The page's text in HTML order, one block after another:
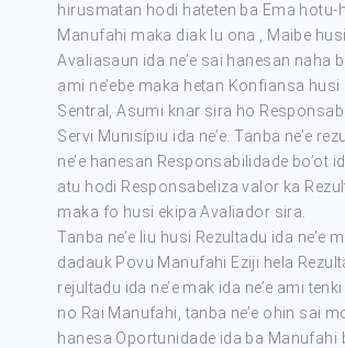
hirusmatan hodi hateten ba Ema hotu-
Manufahi maka diak lu ona , Maibe
Avaliasaun ida ne’e sai hanesan naha
ami ne’ebe maka hetan Konfiansa husi
Sentral, Asumi knar sira ho
Servi Munisípiu ida ne’e. Tanba ne’e
ne’e hanesan Responsabilidade bo’ot
atu hodi Responsabeliza valor ka
maka fo husi ekipa Avaliador sira.
Tanba ne’e liu husi Rezultadu ida ne’e
dadauk Povu Manufahi Eziji hela
rejultadu ida ne’e mak ida ne’e ami
no Rai Manufahi, tanba ne’e ohin sai
hanesa Oportunidade ida ba Manufahi